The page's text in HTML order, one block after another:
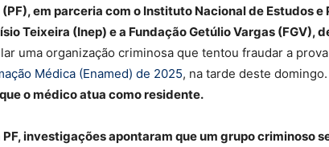
em parceria com o Instituto Nacional de Estudos e
Teixeira (Inep) e a Fundação Getúlio Vargas (FGV),
uma organização criminosa que tentou fraudar a
Médica (Enamed) de 2025, na tarde deste domingo.
o médico atua como residente.
PF, investigações apontaram que um grupo criminoso